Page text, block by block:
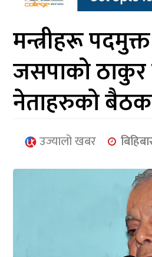
आर्थिक
मनोरञ्जन
खेलकुद
प्रबास
मन्त्रीहरू
जसपाको ठाकुर
नेताहरुकाे
उज्यालो खबर